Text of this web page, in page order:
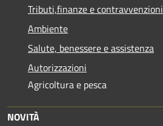
Tributi,finanze e contravvenzioni
Ambiente
Salute, benessere e assistenza
Autorizzazioni
Agricoltura e pesca
NOVITÀ